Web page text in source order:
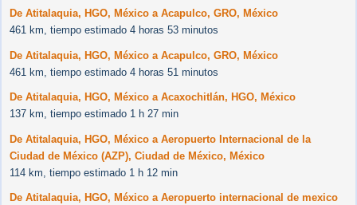
De Atitalaquia, HGO, México a Acapulco, GRO, México
461 km, tiempo estimado 4 horas 53 minutos
De Atitalaquia, HGO, México a Acapulco, GRO, México
461 km, tiempo estimado 4 horas 51 minutos
De Atitalaquia, HGO, México a Acaxochitlán, HGO, México
137 km, tiempo estimado 1 h 27 min
De Atitalaquia, HGO, México a Aeropuerto Internacional de la
Ciudad de México (AZP), Ciudad de México, México
114 km, tiempo estimado 1 h 12 min
De Atitalaquia, HGO, México a Aeropuerto internacional de mexico